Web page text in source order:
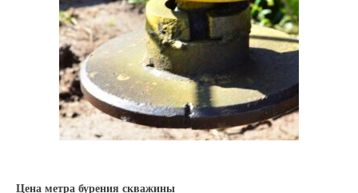
Цена метра бурения скважины